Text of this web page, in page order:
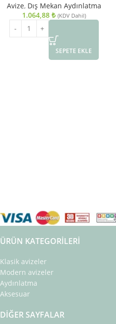
Avize, Dış Mekan Aydınlatma
1.064,88 ₺ (KDV Dahil)
SEPETE EKLE
ÜRÜN KATEGORILERI
Klasik avizeler
Modern avizeler
Aydınlatma
Aksesuar
DIĞER SAYFALAR